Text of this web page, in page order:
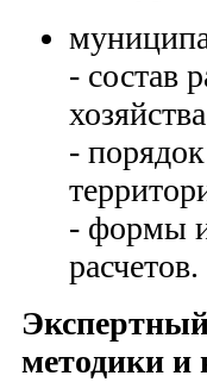
- состав
-
- формы
расчетов.
методики и